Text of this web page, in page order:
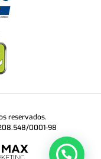
reservados.
0001-98